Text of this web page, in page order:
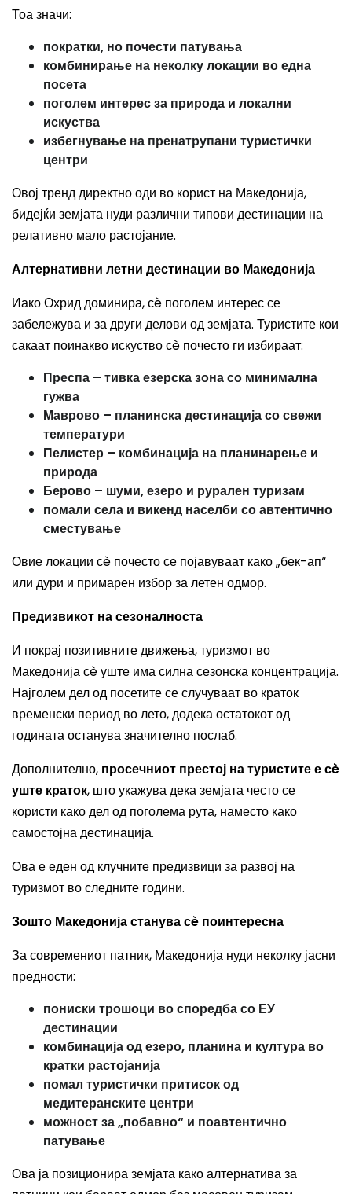
Тоа значи:
пократки, но почести патувања
комбинирање на неколку локации во една
посета
поголем интерес за природа и локални
искуства
избегнување на пренатрупани туристички
центри
Овој тренд директно оди во корист на Македонија,
бидејќи земјата нуди различни типови дестинации на
релативно мало растојание.
Алтернативни летни дестинации во Македонија
Иако Охрид доминира, сè поголем интерес се
забележува и за други делови од земјата. Туристите кои
сакаат поинакво искуство сè почесто ги избираат:
Преспа – тивка езерска зона со минимална
гужва
Маврово – планинска дестинација со свежи
температури
Пелистер – комбинација на планинарење и
природа
Берово – шуми, езеро и рурален туризам
помали села и викенд населби со автентично
сместување
Овие локации сè почесто се појавуваат како „бек-ап“
или дури и примарен избор за летен одмор.
Предизвикот на сезоналноста
И покрај позитивните движења, туризмот во
Македонија сè уште има силна сезонска концентрација.
Најголем дел од посетите се случуваат во краток
временски период во лето, додека остатокот од
годината останува значително послаб.
Дополнително, просечниот престој на туристите е сè
уште краток, што укажува дека земјата често се
користи како дел од поголема рута, наместо како
самостојна дестинација.
Ова е еден од клучните предизвици за развој на
туризмот во следните години.
Зошто Македонија станува сè поинтересна
За современиот патник, Македонија нуди неколку јасни
предности:
пониски трошоци во споредба со ЕУ
дестинации
комбинација од езеро, планина и култура во
кратки растојанија
помал туристички притисок од
медитеранските центри
можност за „побавно“ и поавтентично
патување
Ова ја позиционира земјата како алтернатива за